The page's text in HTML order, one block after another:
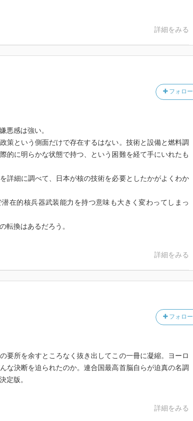
詳細をみる
フォロー
悪感は強い。
策という側面だけで存在するはない。技術と設備と燃料調
的に明らかな状態で持つ、という困難を経て手にいれたも
詳細に調べて、日本が核の技術を必要としたかがよくわか
在的核兵器武装能力を持つ意味も大きく変わってしまっ
転換はあるだろう。
詳細をみる
フォロー
要所を余すところなく抜き出してこの一冊に凝縮。ヨーロ
な決断を迫られたのか。連合国最高首脳自らが迫真の名調
定版。
詳細をみる